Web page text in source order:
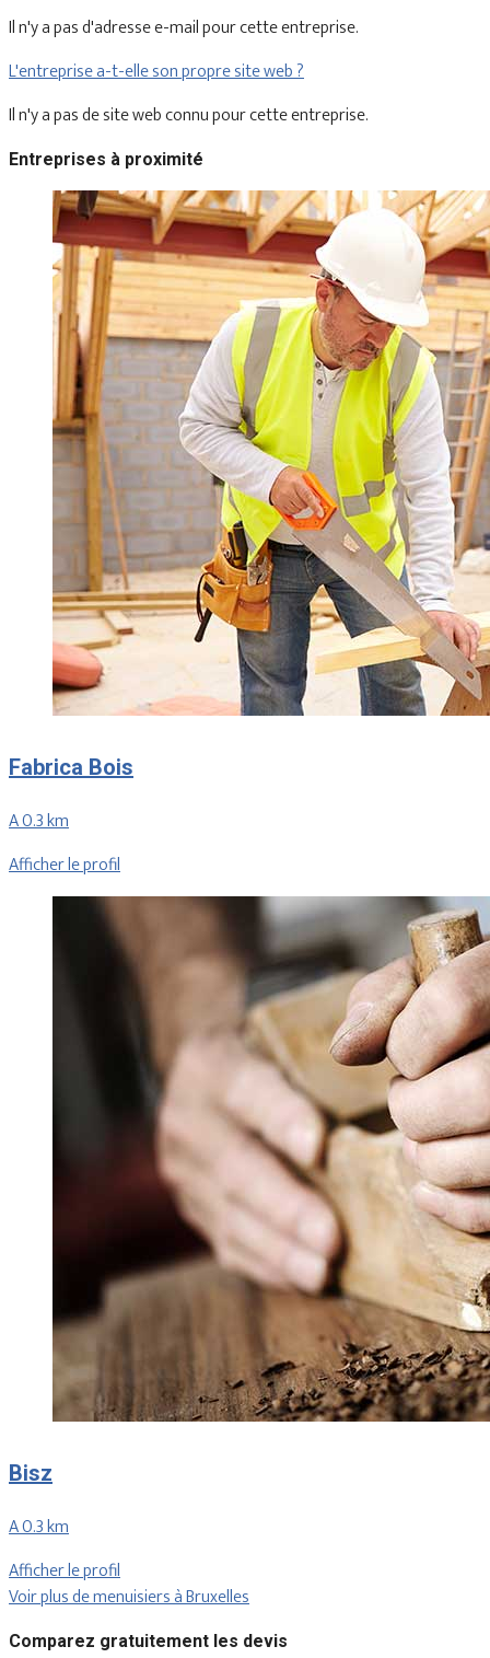
Il n'y a pas d'adresse e-mail pour cette entreprise.
L'entreprise a-t-elle son propre site web ?
Il n'y a pas de site web connu pour cette entreprise.
Entreprises à proximité
Fabrica Bois
A 0.3 km
Afficher le profil
Bisz
A 0.3 km
Afficher le profil
Voir plus de menuisiers à Bruxelles
Comparez gratuitement les devis